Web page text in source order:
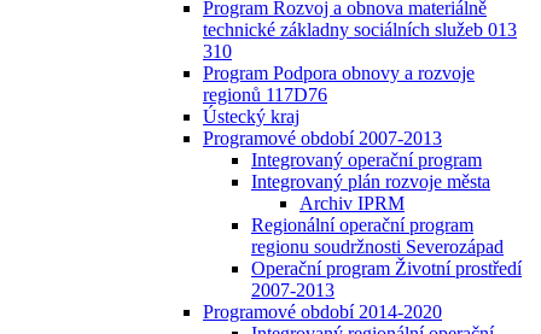
Program Rozvoj a obnova materiálně
technické základny sociálních služeb 013
310
Program Podpora obnovy a rozvoje
regionů 117D76
Ústecký kraj
Programové období 2007-2013
Integrovaný operační program
Integrovaný plán rozvoje města
Archiv IPRM
Regionální operační program
regionu soudržnosti Severozápad
Operační program Životní prostředí
2007-2013
Programové období 2014-2020